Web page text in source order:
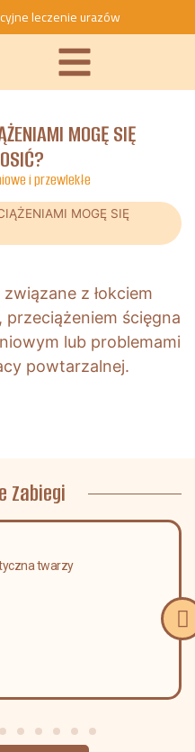
leczenie urazów
MOGĘ SIĘ
i przewlekłe
MOGĘ SIĘ
z łokciem
przeciążeniem ścięgna
lub problemami
powtarzalnej.
Zabiegi
twarzy